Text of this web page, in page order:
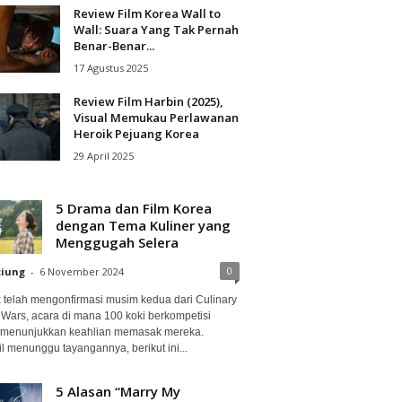
Review Film Korea Wall to
Wall: Suara Yang Tak Pernah
Benar-Benar...
17 Agustus 2025
Review Film Harbin (2025),
Visual Memukau Perlawanan
Heroik Pejuang Korea
29 April 2025
5 Drama dan Film Korea
dengan Tema Kuliner yang
Menggugah Selera
- 6 November 2024 0
telah mengonfirmasi musim kedua dari Culinary
acara di mana 100 koki berkompetisi
keahlian memasak mereka.
menunggu tayangannya, berikut ini...
5 Alasan “Marry My